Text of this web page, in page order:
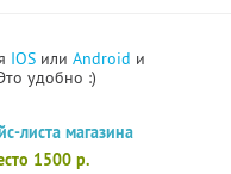
IOS или Android и
удобно :)
листа магазина
1500 р.